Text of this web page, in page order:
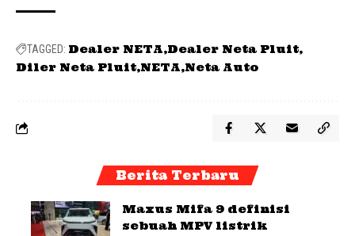
TAGGED: Dealer NETA Dealer Neta Pluit
Diler Neta Pluit NETA Neta Auto
Berita Terbaru
Maxus Mifa 9 definisi
sebuah MPV listrik